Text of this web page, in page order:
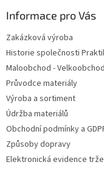
Informace pro Vás
Zakázková výroba
Historie společnosti
Maloobchod - Velkoobchod
Průvodce materiály
Výroba a sortiment
Údržba materiálů
Obchodní podmínky a
Způsoby dopravy
Elektronická evidence